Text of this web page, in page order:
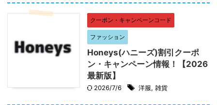
クーポン・キャンペーンコード
ファッション
Honeys(ハニーズ)割引クーポ
ン・キャンペーン情報！【2026
最新版】
2026/7/6 洋服, 雑貨